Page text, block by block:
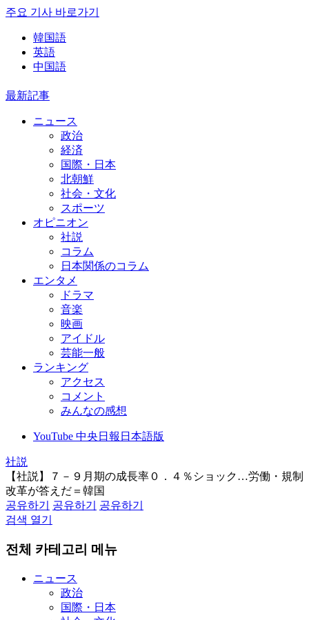
주요 기사 바로가기
韓国語
英語
中国語
最新記事
ニュース
政治
経済
国際・日本
北朝鮮
社会・文化
スポーツ
オピニオン
社説
コラム
日本関係のコラム
エンタメ
ドラマ
音楽
映画
アイドル
芸能一般
ランキング
アクセス
コメント
みんなの感想
YouTube 中央日報日本語版
社説
【社説】７－９月期の成長率０．４％ショック…労働・規制
改革が答えだ＝韓国
공유하기
공유하기
공유하기
검색 열기
전체 카테고리 메뉴
ニュース
政治
国際・日本